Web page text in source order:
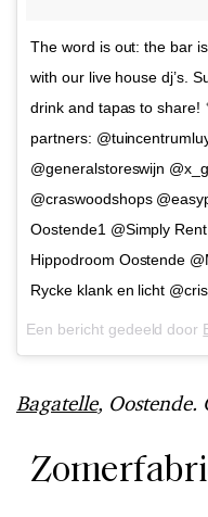
The word is out: the bar
with our live house dj’s.
drink and tapas to share!
partners:
@generalstoreswijn
@craswoodshops
Oostende1 @Simply
Hippodroom Oostende
Rycke klank en licht
Een bericht gedeeld door
Bagatelle, Oostende.